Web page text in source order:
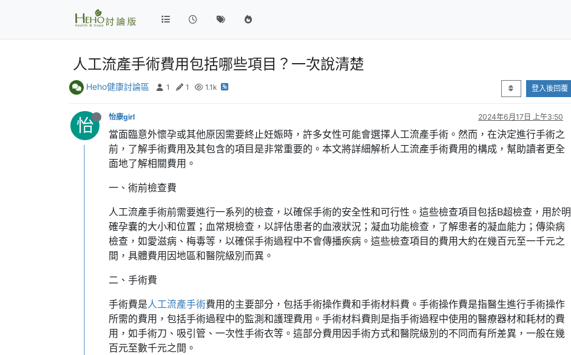
人工流產手術費用包括哪些項目？一次說清楚
Heho健康討論區 1 1 1.1k 登入後回覆
怡 怡康girl 2024年6月17日 上午3:50
當面臨意外懷孕或其他原因需要終止妊娠時，許多女性可能會選擇人工流產手術。然而，在決定進行手術之
前，了解手術費用及其包含的項目是非常重要的。本文將詳細解析人工流產手術費用的構成，幫助讀者更全
面地了解相關費用。
一、術前檢查費
人工流產手術前需要進行一系列的檢查，以確保手術的安全性和可行性。這些檢查項目包括B超檢查，用於明
確孕囊的大小和位置；血常規檢查，以評估患者的血液狀況；凝血功能檢查，了解患者的凝血能力；傳染病
檢查，如愛滋病、梅毒等，以確保手術過程中不會傳播疾病。這些檢查項目的費用大約在幾百元至一千元之
間，具體費用因地區和醫院級別而異。
二、手術費
手術費是人工流產手術費用的主要部分，包括手術操作費和手術材料費。手術操作費是指醫生進行手術操作
所需的費用，包括手術過程中的監測和護理費用。手術材料費則是指手術過程中使用的醫療器材和耗材的費
用，如手術刀、吸引管、一次性手術衣等。這部分費用因手術方式和醫院級別的不同而有所差異，一般在幾
百元至數千元之間。